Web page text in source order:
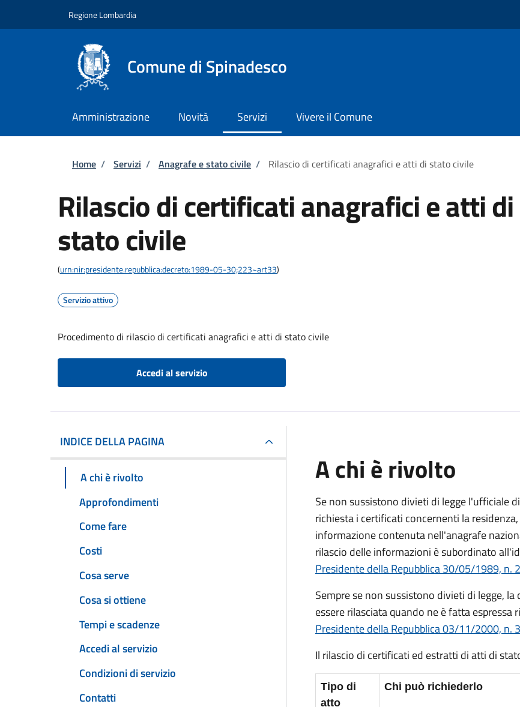
Regione Lombardia
Comune di Spinadesco
Amministrazione Novità Servizi Vivere il Comune
Briciole di pane
Home / Servizi / Anagrafe e stato civile / Rilascio di certificati anagrafici e atti di stato civile
Rilascio di certificati anagrafici e atti di
stato civile
(urn:nir:presidente.repubblica:decreto:1989-05-30;223~art33)
Servizio attivo
Procedimento di rilascio di certificati anagrafici e atti di stato civile
Accedi al servizio
INDICE DELLA PAGINA
A chi è rivolto
Approfondimenti
Come fare
Costi
Cosa serve
Cosa si ottiene
Tempi e scadenze
Accedi al servizio
Condizioni di servizio
Contatti
A chi è rivolto
Se non sussistono divieti di legge l'ufficiale
richiesta i certificati concernenti la
informazione contenuta nell'anagrafe
rilascio delle informazioni è subordinato
Presidente della Repubblica 30/05/1989, n.
Sempre se non sussistono divieti di legge,
essere rilasciata quando ne è fatta espressa
Presidente della Repubblica 03/11/2000, n.
Il rilascio di certificati ed estratti di atti di
Tipo di
atto
Chi può richiederlo